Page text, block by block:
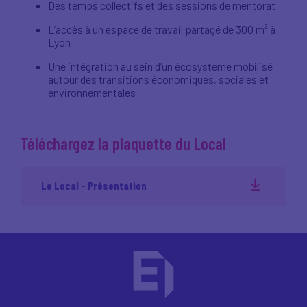
Des temps collectifs et des sessions de mentorat
L’accès à un espace de travail partagé de 300 m² à
Lyon
Une intégration au sein d’un écosystème mobilisé
autour des transitions économiques, sociales et
environnementales
Téléchargez la plaquette du Local
Le Local - Présentation